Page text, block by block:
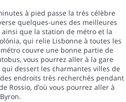
à pied passe la très célèbre
quelques-unes des meilleures
que la station de métro et la
qui relie Lisbonne à toutes les
couvre une bonne partie de
vous pourrez aller à la gare
dessert les charmantes villes de
endroits très recherchés pendant
Rossio, d’où vous pourrez aller à